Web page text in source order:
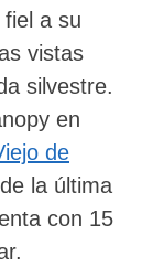
a su
vistas
silvestre.
en
de
la última
con 15